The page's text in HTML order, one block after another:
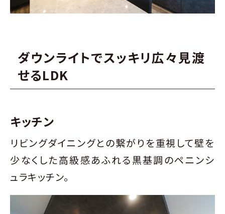
ダウンライトでスッキリ広々見渡
せるLDK
キッチン
リビングダイニングとの繋がりを重視して壁を
少なくした高級感あふれる黒基調のペニンシ
ュラキッチン。